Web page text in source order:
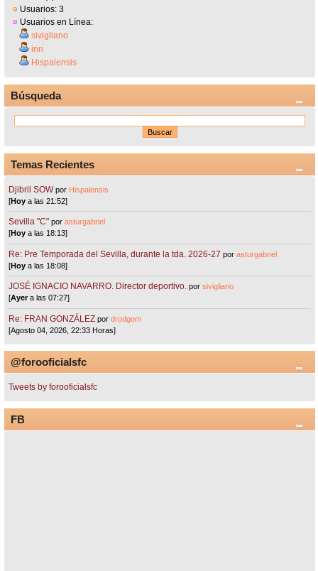
Usuarios: 3
Usuarios en Línea:
sivigliano
inri
Hispalensis
Búsqueda
Temas Recientes
Djibril SOW por Hispalensis
[Hoy a las 21:52]
Sevilla "C"porasturgabriel
[Hoy a las 18:13]
Re: Pre Temporada del Sevilla, durante la tda. 2026-27 porasturgabriel
[Hoy a las 18:08]
JOSÉ IGNACIO NAVARRO. Director deportivo. porsivigliano
[Ayera las 07:27]
Re: FRAN GONZÁLEZ pordrodgom
[Agosto 04, 2026, 22:33 Horas]
@forooficialsfc
Tweets by forooficialsfc
FB